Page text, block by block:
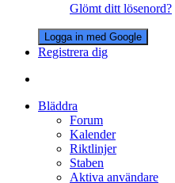
Glömt ditt lösenord?
Logga in med Google
Registrera dig
Bläddra
Forum
Kalender
Riktlinjer
Staben
Aktiva användare